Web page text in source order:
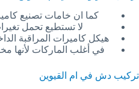
كما ان خامات تصنيع
لا تستطيع تحمل
هيكل كاميرات المراقبة
في أغلب الماركات لأنها
تركيب دش في ام القيوين